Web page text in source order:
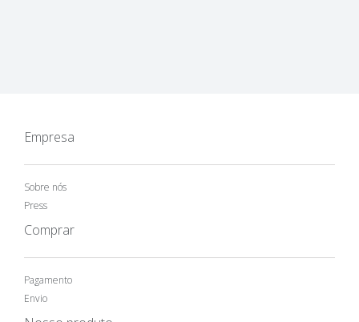
Empresa
Sobre nós
Press
Comprar
Pagamento
Envio